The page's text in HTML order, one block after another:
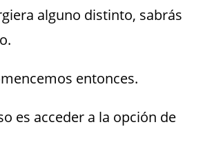
alguno distinto, sabrás
entonces.
es acceder a la opción de